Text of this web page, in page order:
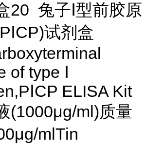
20 兔子Ⅰ型前胶原
试剂盒
of type Ⅰ
ELISA Kit
(1000μg/ml)质量
mlTin